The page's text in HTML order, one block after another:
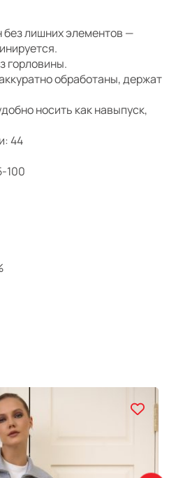
лишних элементов —
горловины.
обработаны, держат
носить как навыпуск,
44
100